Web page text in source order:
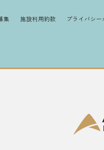
集 施設利用約款 プライバシー